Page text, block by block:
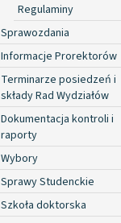
Regulaminy
Sprawozdania
Informacje Prorektorów
Terminarze posiedzeń i
składy Rad Wydziałów
Dokumentacja kontroli i
raporty
Wybory
Sprawy Studenckie
Szkoła doktorska